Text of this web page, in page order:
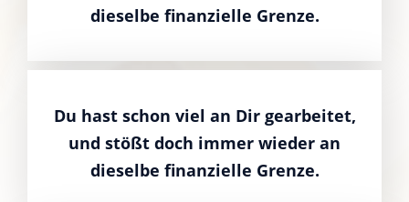
dieselbe finanzielle Grenze.
Du hast schon viel an Dir gearbeitet,
und stößt doch immer wieder an
dieselbe finanzielle Grenze.